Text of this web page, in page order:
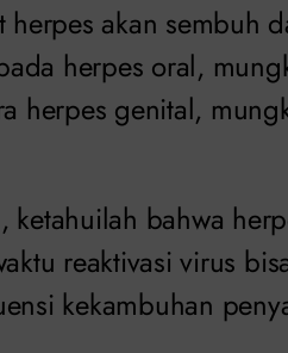
herpes akan sembuh
herpes oral,
herpes genital,
ketahuilah bahwa
reaktivasi virus
kekambuhan